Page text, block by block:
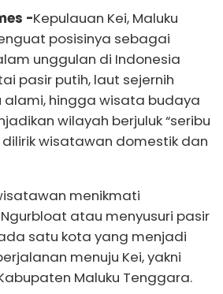
-Kepulauan Kei, Maluku
posisinya sebagai
unggulan di Indonesia
pasir putih, laut sejernih
alami, hingga wisata budaya
wilayah berjuluk “seribu
dilirik wisatawan domestik dan
menikmati
atau menyusuri pasir
satu kota yang menjadi
menuju Kei, yakni
Maluku Tenggara.